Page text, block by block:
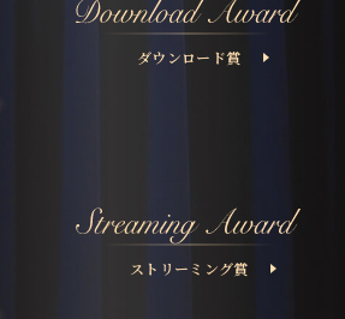
ダウンロード賞
ストリーミング賞